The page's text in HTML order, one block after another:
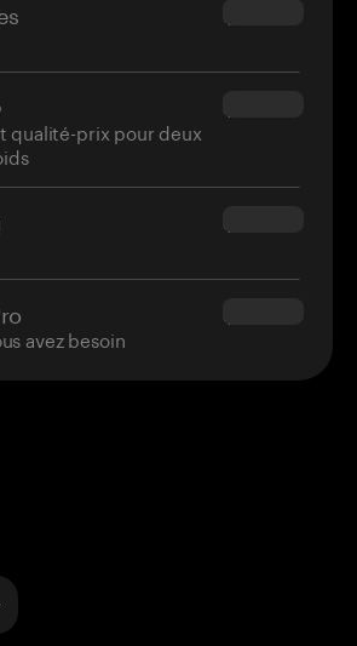
$54.90
qualité-prix pour deux
$34.95
$160.00
avez besoin
$180.00